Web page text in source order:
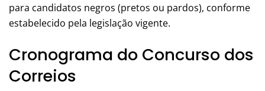
para candidatos negros (pretos ou pardos), conforme
estabelecido pela legislação vigente.
Cronograma do Concurso dos
Correios